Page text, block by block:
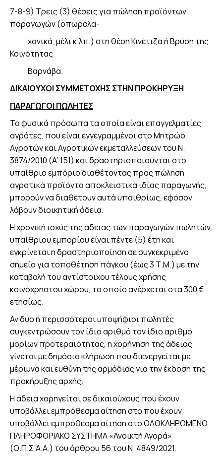
7-8-9) Τρεις (3) θέσεις για πώληση προϊόντων
παραγωγών (οπωρολα-
χανικά, μέλι κ.λπ.) στη θέση Κινέτιζα ή Βρύση της
Κοινότητας
Βαρνάβα.
ΔΙΚΑΙΟΥΧΟΙ ΣΥΜΜΕΤΟΧΗΣ ΣΤΗΝ ΠΡΟΚΗΡΥΞΗ
ΠΑΡΑΓΩΓΟΙ ΠΩΛΗΤΕΣ
Τα φυσικά πρόσωπα τα οποία είναι επαγγελματίες
αγρότες, που είναι εγγεγραμμένοι στο Μητρώο
Αγροτών και Αγροτικών εκμεταλλεύσεων του Ν.
3874/2010 (Α’ 151) και δραστηριοποιούνται στο
υπαίθριο εμπόριο διαθέτοντας προς πώληση
αγροτικά προϊόντα αποκλειστικά ιδίας παραγωγής,
μπορούν να διαθέτουν αυτά υπαιθρίως, εφόσον
λάβουν διοικητική άδεια.
Η χρονική ισχύς της άδειας των παραγωγών πωλητών
υπαίθριου εμπορίου είναι πέντε (5) έτη και
εγκρίνεται η δραστηριοποίηση σε συγκεκριμένο
σημείο για τοποθέτηση πάγκου (έως 3 Τ.Μ.) με την
καταβολή του αντίστοιχου τέλους χρήσης
κοινόχρηστου χώρου, το οποίο ανέρχεται στα 300 €
ετησίως.
Αν δύο ή περισσότεροι υποψήφιοι πωλητές
συγκεντρώσουν τον ίδιο αριθμό τον ίδιο αριθμό
μορίων προτεραιότητας, η χορήγηση της άδειας
γίνεται με δημόσια κλήρωση που διενεργείται με
μέριμνα και ευθύνη της αρμόδιας για την έκδοση της
προκήρυξης αρχής.
Η άδεια χορηγείται σε δικαιούχους που έχουν
υποβάλλει εμπρόθεσμα αίτηση στο που έχουν
υποβάλλει εμπρόθεσμα αίτηση στο ΟΛΟΚΛΗΡΩΜΕΝΟ
ΠΛΗΡΟΦΟΡΙΑΚΟ ΣΥΣΤΗΜΑ «Ανοικτή Αγορά»
(Ο.Π.Σ.Α.Α.) του άρθρου 56 του Ν. 4849/2021.